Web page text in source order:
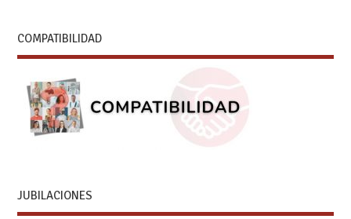
COMPATIBILIDAD
JUBILACIONES